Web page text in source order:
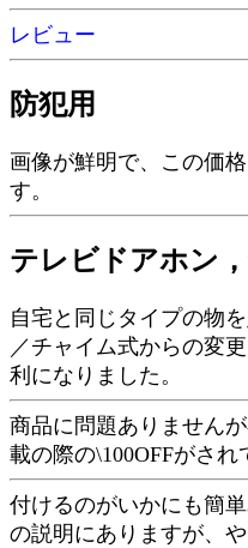
レビュー
防犯用
画像が鮮明で、この価
す。
テレビドアホン
自宅と同じタイプの物
／チャイム式からの変
利になりました。
商品に問題ありません
載の際の\100OFFがされ
付けるのがいかにも簡
の説明にありますが、